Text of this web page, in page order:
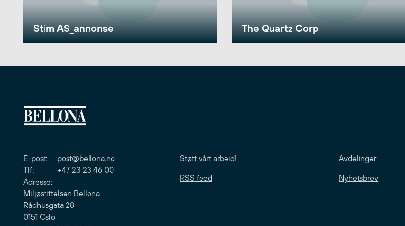
Stim AS_annonse The Quartz Corp
E-post: post@bellona.no
Tlf: +47 23 23 46 00
Adresse:
Miljøstiftelsen Bellona
Rådhusgata 28
0151 Oslo
Støtt vårt arbeid! Avdelinger
RSS feed Nyhetsbrev